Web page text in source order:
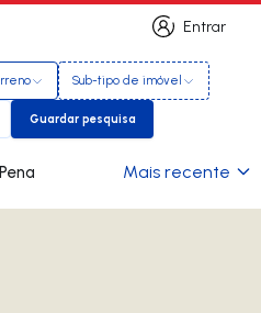
Entrar
Entrar
Sub-tipo de imóvel
Guardar pesquisa
Guardar pesquisa
em Pena Mais recente